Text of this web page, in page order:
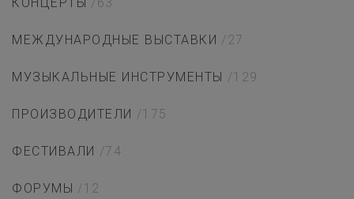
КОНЦЕРТЫ /63
МЕЖДУНАРОДНЫЕ ВЫСТАВКИ /27
МУЗЫКАЛЬНЫЕ ИНСТРУМЕНТЫ /129
ПРОИЗВОДИТЕЛИ /175
ФЕСТИВАЛИ /74
ФОРУМЫ /12